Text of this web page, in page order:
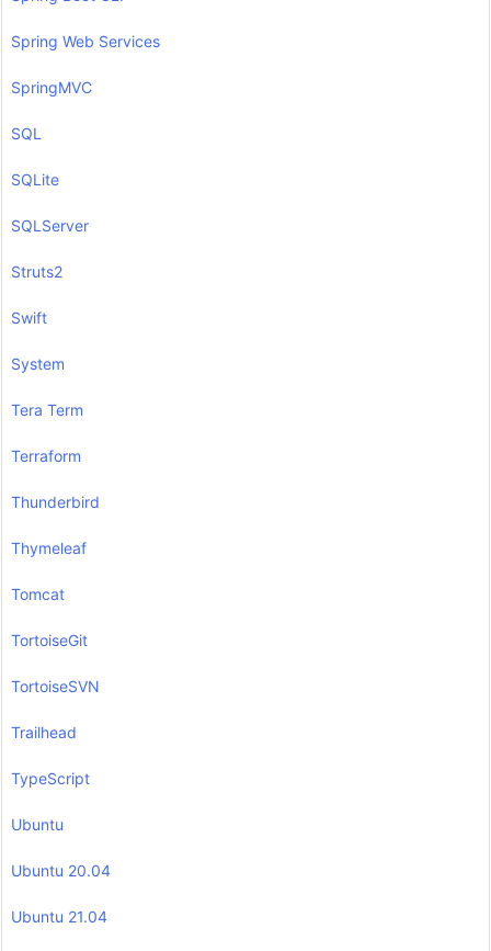
Spring Web Services
SpringMVC
SQL
SQLite
SQLServer
Struts2
Swift
System
Tera Term
Terraform
Thunderbird
Thymeleaf
Tomcat
TortoiseGit
TortoiseSVN
Trailhead
TypeScript
Ubuntu
Ubuntu 20.04
Ubuntu 21.04